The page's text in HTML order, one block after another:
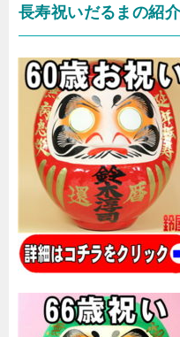
長寿祝いだるまの紹介